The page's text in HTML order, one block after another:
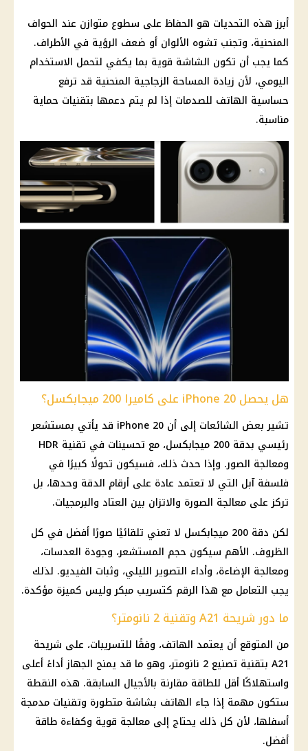
أبرز هذه التحديات هو الحفاظ على سطوع متوازن عند الحواف
المنحنية، وتجنب تشوه الألوان أو ضعف الرؤية في الأطراف.
كما يجب أن تكون الشاشة قوية بما يكفي لتحمل الاستخدام
اليومي، لأن زيادة المساحة الزجاجية المنحنية قد ترفع
حساسية الهاتف للصدمات إذا لم يتم دعمها بتقنيات حماية
مناسبة.
هل يحصل iPhone 20 على كاميرا 200 ميجابكسل؟
تشير بعض الشائعات إلى أن iPhone 20 قد يأتي بمستشعر
رئيسي بدقة 200 ميجابكسل، مع تحسينات في تقنية HDR
ومعالجة الصور. وإذا حدث ذلك، فسيكون تحولًا كبيرًا في
فلسفة آبل التي لا تعتمد عادة على أرقام الدقة وحدها، بل
تركز على معالجة الصورة والاتزان بين العتاد والبرمجيات.
لكن دقة 200 ميجابكسل لا تعني تلقائيًا صورًا أفضل في كل
الظروف. الأهم سيكون حجم المستشعر، وجودة العدسات،
ومعالجة الإضاءة، وأداء التصوير الليلي، وثبات الفيديو. لذلك
يجب التعامل مع هذا الرقم كتسريب مبكر وليس كميزة مؤكدة.
ما دور شريحة A21 وتقنية 2 نانومتر؟
من المتوقع أن يعتمد الهاتف، وفقًا للتسريبات، على شريحة
A21 بتقنية تصنيع 2 نانومتر، وهو ما قد يمنح الجهاز أداءً أعلى
واستهلاكًا أقل للطاقة مقارنة بالأجيال السابقة. هذه النقطة
ستكون مهمة إذا جاء الهاتف بشاشة متطورة وتقنيات مدمجة
أسفلها، لأن كل ذلك يحتاج إلى معالجة قوية وكفاءة طاقة
أفضل.